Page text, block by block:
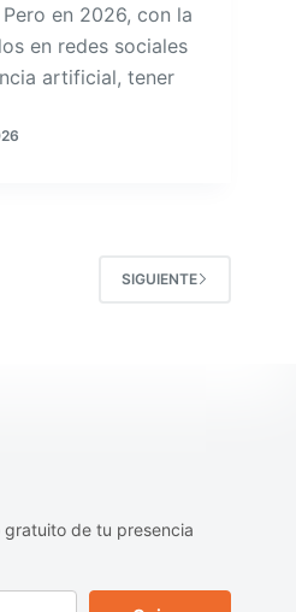
en 2026, con la
en redes sociales
artificial, tener
SIGUIENTE
de tu presencia